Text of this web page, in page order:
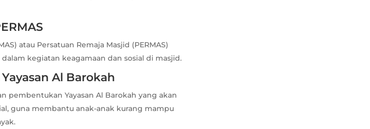
atau Persatuan Remaja Masjid (PERMAS)
kegiatan keagamaan dan sosial di masjid.
Al Barokah
pembentukan Yayasan Al Barokah yang akan
guna membantu anak-anak kurang mampu